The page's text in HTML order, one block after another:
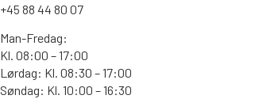
+45 88 44 80 07
Man-Fredag:
Kl. 08:00 – 17:00
Lørdag: Kl. 08:30 – 17:00
Søndag: Kl. 10:00 – 16:30